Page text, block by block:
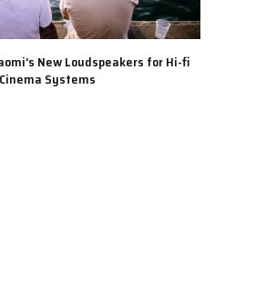
New Loudspeakers for Hi-fi
Systems